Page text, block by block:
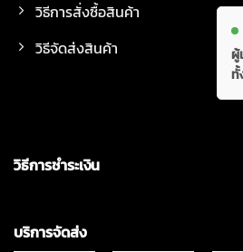
วิธีการสั่งซื้อสินค้า
วิธีจัดส่งสินค้า
ผู้
ทั้
วิธีการชำระเงิน
บริการจัดส่ง